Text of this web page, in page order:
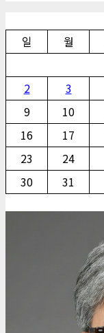
일
월
2
3
9
10
16
17
23
24
30
31